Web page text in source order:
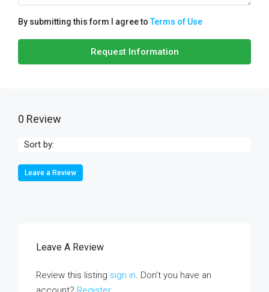
By submitting this form I agree toTerms of Use
Request Information
0 Review
Sort by:
Leave a Review
Leave A Review
Review this listing sign in. Don’t you have an